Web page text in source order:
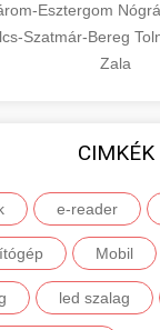
Esztergom
Szatmár-Bereg
Zala
CIMKÉK
e-reader
Mobil
led szalag